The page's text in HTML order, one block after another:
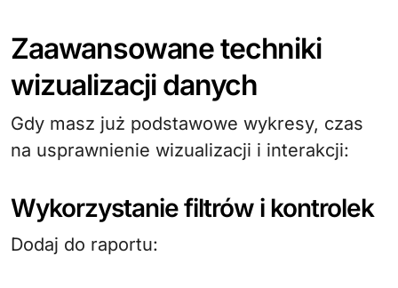
Zaawansowane techniki
wizualizacji danych
Gdy masz już podstawowe wykresy, czas
na usprawnienie wizualizacji i interakcji:
Wykorzystanie filtrów i kontrolek
Dodaj do raportu: